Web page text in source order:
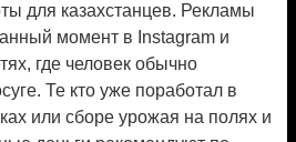
для казахстанцев. Рекламы
момент в Instagram и
где человек обычно
Те кто уже поработал в
или сборе урожая на полях и